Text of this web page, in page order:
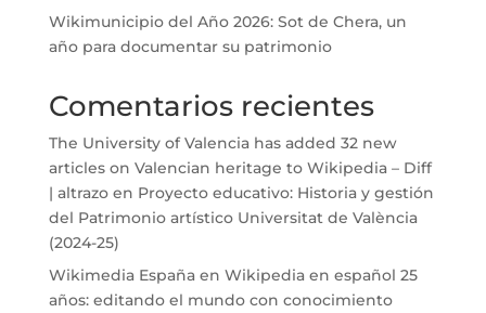
Wikimunicipio del Año 2026: Sot de Chera, un
año para documentar su patrimonio
Comentarios recientes
The University of Valencia has added 32 new
articles on Valencian heritage to Wikipedia – Diff
| altrazoen Proyecto educativo: Historia y gestión
del Patrimonio artístico Universitat de València
(2024-25)
Wikimedia Españaen Wikipedia en español 25
años: editando el mundo con conocimiento